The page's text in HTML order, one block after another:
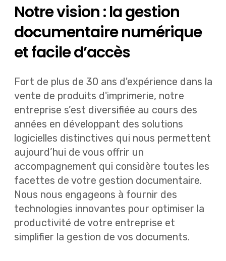
Notre vision : la gestion
documentaire numérique
et facile d’accès
Fort de plus de 30 ans d'expérience dans la
vente de produits d'imprimerie, notre
entreprise s’est diversifiée au cours des
années en développant des solutions
logicielles distinctives qui nous permettent
aujourd’hui de vous offrir un
accompagnement qui considère toutes les
facettes de votre gestion documentaire.
Nous nous engageons à fournir des
technologies innovantes pour optimiser la
productivité de votre entreprise et
simplifier la gestion de vos documents.